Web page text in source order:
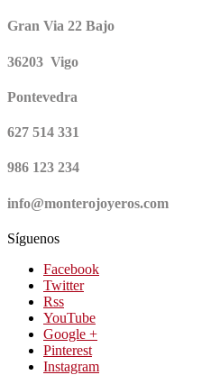
Gran Via 22 Bajo
36203 Vigo
Pontevedra
627 514 331
986 123 234
info@monterojoyeros.com
Síguenos
Facebook
Twitter
Rss
YouTube
Google +
Pinterest
Instagram